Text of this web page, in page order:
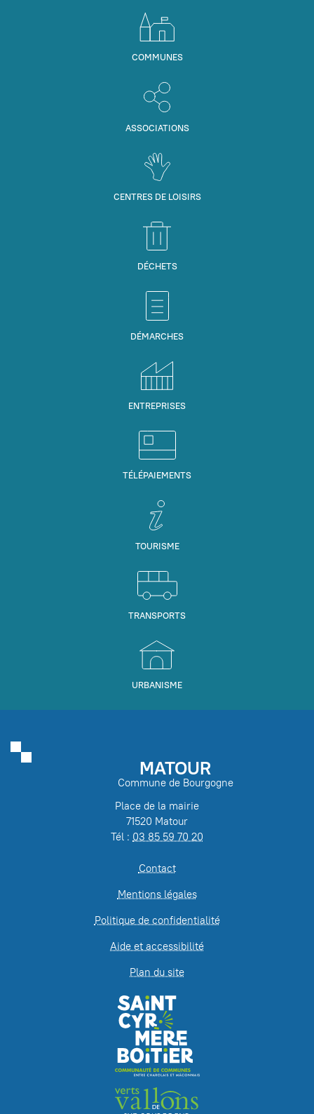
COMMUNES
ASSOCIATIONS
CENTRES DE LOISIRS
DÉCHETS
DÉMARCHES
ENTREPRISES
TÉLÉPAIEMENTS
TOURISME
TRANSPORTS
URBANISME
MATOUR
Commune de Bourgogne
Place de la mairie
71520 Matour
Tél : 03 85 59 70 20
Contact
Mentions légales
Politique de confidentialité
Aide et accessibilité
Plan du site